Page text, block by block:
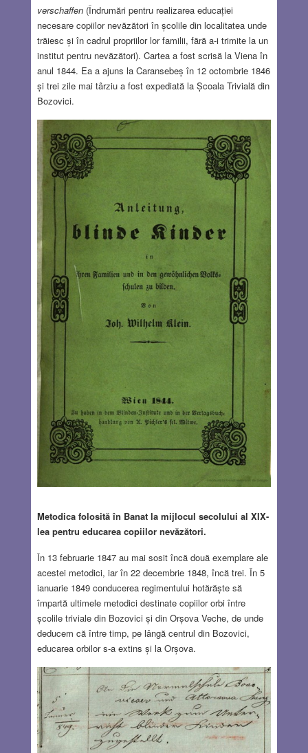
verschaffen(Îndrumări pentru realizarea educației
necesare copiilor nevăzători în școlile din localitatea unde
trăiesc și în cadrul propriilor lor familii, fără a-i trimite la un
institut pentru nevăzători). Cartea a fost scrisă la Viena în
anul 1844. Ea a ajuns la Caransebeș în 12 octombrie 1846
și trei zile mai târziu a fost expediată la Școala Trivială din
Bozovici.
Metodica folosită în Banat la mijlocul secolului al XIX-
lea pentru educarea copiilor nevăzători.
În 13 februarie 1847 au mai sosit încă două exemplare ale
acestei metodici, iar în 22 decembrie 1848, încă trei. În 5
ianuarie 1849 conducerea regimentului hotărăște să
împartă ultimele metodici destinate copiilor orbi între
școlile triviale din Bozovici și din Orșova Veche, de unde
deducem că între timp, pe lângă centrul din Bozovici,
educarea orbilor s-a extins și la Orșova.